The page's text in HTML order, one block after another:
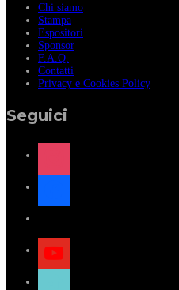
Chi siamo
Stampa
Espositori
Sponsor
F.A.Q.
Contatti
Privacy e Cookies Policy
Seguici
instagram
facebook
x
youtube
tiktok